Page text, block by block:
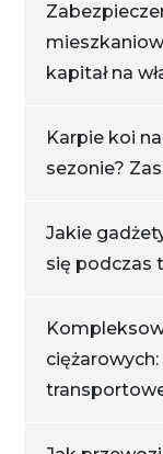
kapitał na
Karpie koi
sezonie?
Jakie
się podczas